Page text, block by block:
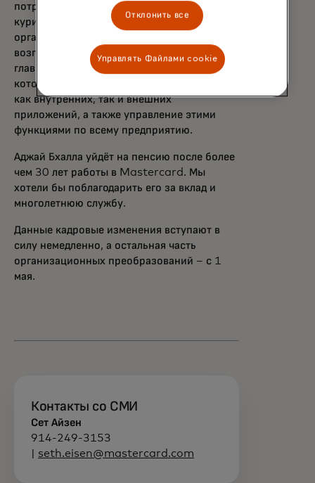
потребности. Восбург также будет
курировать недавно созданную
организацию по данным и ИИ,
возглавляемую Грегом Ульрихом в качестве
главного директора по ИИ и данным,
которая будет включать коммерциализацию
как внутренних, так и внешних
приложений, а также управление этими
функциями по всему предприятию.
Аджай Бхалла уйдёт на пенсию после более
чем 30 лет работы в Mastercard. Мы
хотели бы поблагодарить его за вклад и
многолетнюю службу.
Данные кадровые изменения вступают в
силу немедленно, а остальная часть
организационных преобразований – с 1
мая.
Контакты со СМИ
Сет Айзен
914-249-3153
seth.eisen@mastercard.com
Отклонить все
Управлять Файлами cookie